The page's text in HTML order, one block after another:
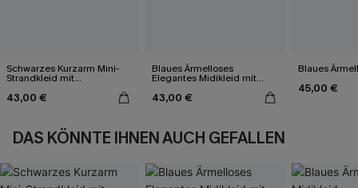
Schwarzes Kurzarm Mini-
Strandkleid mit
43,00 €
Blaues Ärmelloses
Elegantes Midikleid mit
43,00 €
Blaues
45,00 €
DAS KÖNNTE IHNEN AUCH GEFALLEN